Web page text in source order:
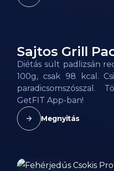
98kcal
Sajtos Grill
Diétás sült padlizsán
100g, csak 98 kcal.
paradicsomszósszal.
GetFIT App-ban!
Megnyitás